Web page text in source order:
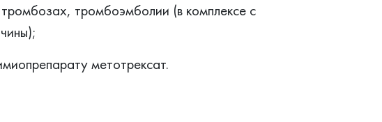
тромбоэмболии (в комплексе с
метотрексат.